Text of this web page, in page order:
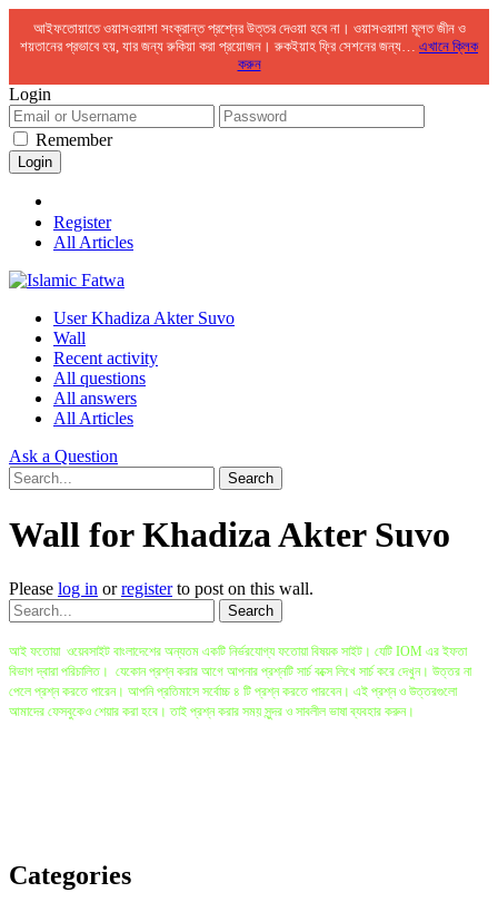
আইফতোয়াতে ওয়াসওয়াসা সংক্রান্ত প্রশ্নের উত্তর দেওয়া হবে না। ওয়াসওয়াসা মূলত জীন ও
শয়তানের প্রভাবে হয়, যার জন্য রুকিয়া করা প্রয়োজন। রুকইয়াহ ফ্রি সেশনের জন্য… এখানে ক্লিক
করুন
Login
Remember
Register
All Articles
User Khadiza Akter Suvo
Wall
Recent activity
All questions
All answers
All Articles
Ask a Question
Wall for Khadiza Akter Suvo
Please log in orregisterto post on this wall.
আই ফতোয়া ওয়েবসাইট বাংলাদেশের অন্যতম একটি নির্ভরযোগ্য ফতোয়া বিষয়ক সাইট। যেটি IOM এর ইফতা
বিভাগ দ্বারা পরিচালিত। যেকোন প্রশ্ন করার আগে আপনার প্রশ্নটি সার্চ বক্সে লিখে সার্চ করে দেখুন। উত্তর না
পেলে প্রশ্ন করতে পারেন। আপনি প্রতিমাসে সর্বোচ্চ ৪ টি প্রশ্ন করতে পারবেন। এই প্রশ্ন ও উত্তরগুলো
আমাদের ফেসবুকেও শেয়ার করা হবে। তাই প্রশ্ন করার সময় সুন্দর ও সাবলীল ভাষা ব্যবহার করুন।
Categories